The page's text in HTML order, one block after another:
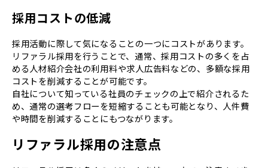
採⽤コストの低減
採用活動に際して気になることの一つにコストがあります。
リファラル採用を行うことで、通常、採用コストの多くを占
める人材紹介会社の利用料や求人広告料などの、多額な採用
コストを削減することが可能です。
自社について知っている社員のチェックの上で紹介されるた
め、通常の選考フローを短縮することも可能となり、人件費
や時間を削減することにもつながります。
リファラル採用の注意点